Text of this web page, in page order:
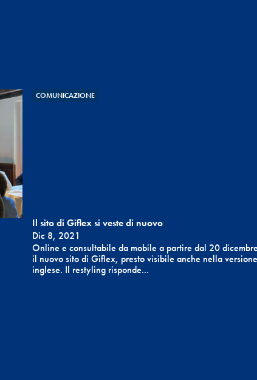
COMUNICAZIONE
Il sito di Giflex si veste di nuovo
Dic 8, 2021
Online e consultabile da mobile a partire dal 20
il nuovo sito di Giflex, presto visibile anche nella
inglese. Il restyling risponde...